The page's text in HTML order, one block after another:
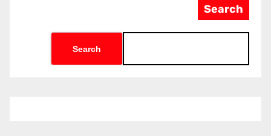
Search
Search